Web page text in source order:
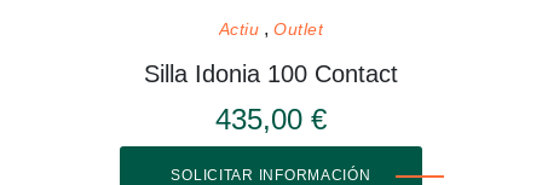
Actiu Outlet
Silla Idonia 100 Contact
435,00 €
SOLICITAR INFORMACIÓN